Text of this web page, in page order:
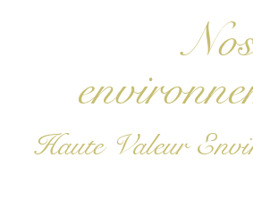
Haute Valeur